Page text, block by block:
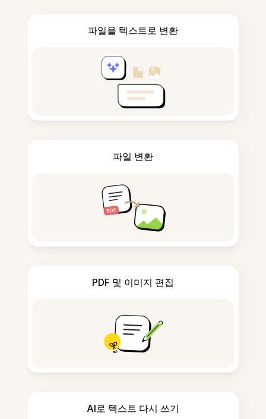
파일을 텍스트로 변환
파일 변환
PDF 및 이미지 편집
AI로 텍스트 다시 쓰기